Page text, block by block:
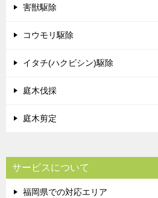
害獣駆除
コウモリ駆除
イタチ(ハクビシン)駆除
庭木伐採
庭木剪定
サービスについて
福岡県での対応エリア